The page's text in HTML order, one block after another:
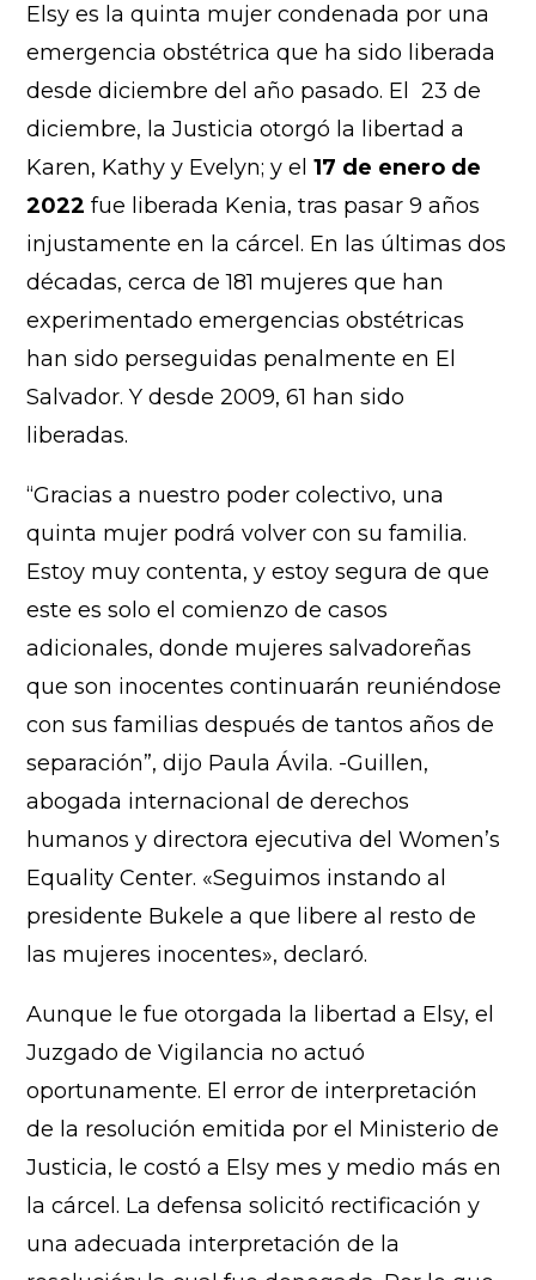
Elsy es la quinta mujer condenada por una
emergencia obstétrica que ha sido liberada
desde diciembre del año pasado. El 23 de
diciembre, la Justicia otorgó la libertad a
Karen, Kathy y Evelyn; y el17 de enero de
2022fue liberada Kenia, tras pasar 9 años
injustamente en la cárcel. En las últimas dos
décadas, cerca de 181 mujeres que han
experimentado emergencias obstétricas
han sido perseguidas penalmente en El
Salvador. Y desde 2009, 61 han sido
liberadas.
“Gracias a nuestro poder colectivo, una
quinta mujer podrá volver con su familia.
Estoy muy contenta, y estoy segura de que
este es solo el comienzo de casos
adicionales, donde mujeres salvadoreñas
que son inocentes continuarán reuniéndose
con sus familias después de tantos años de
separación”, dijo Paula Ávila. -Guillen,
abogada internacional de derechos
humanos y directora ejecutiva del Women’s
Equality Center. «Seguimos instando al
presidente Bukele a que libere al resto de
las mujeres inocentes», declaró.
Aunque le fue otorgada la libertad a Elsy, el
Juzgado de Vigilancia no actuó
oportunamente. El error de interpretación
de la resolución emitida por el Ministerio de
Justicia, le costó a Elsy mes y medio más en
la cárcel. La defensa solicitó rectificación y
una adecuada interpretación de la